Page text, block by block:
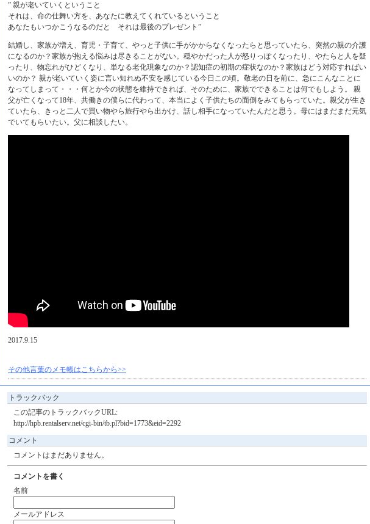
” 親が老いていくということ
それは、命の仕舞い方を、あなたに教えてくれているということ
あなたもいつかこうなるのだと それは最後のプレゼント”
結婚し、家族が増え、育児・子育て、やっと子供に手がかからなくなったらと思っていたら、突然の親の介護
になるのか？家族が抱える悩みは尽きることがない。穏やかだった人が怒りっぽくなったり、やたらと人を疑
ったり、物忘れがひどくなり、単なる老化現象なのか？認知症の初期の症状なのか？家族はどう対応すればい
いのか？ 親が老いていく姿に言い知れぬ不安を感じている今日この頃。敬老の日を前に、急にこんなことに
なってしまって・・・何とか今の状態を維持できれば、そのために、家族でできることは何でもしよう。 親
父が亡くなって18年、共働きの僕らに代わって、本当によく子供たちの面倒をみてもらっていた。親父が生き
ていたら、きっと二人で買い物やら旅行やら出かけ、話し相手になっていたんだと思う。母にはまだまだ元気
でいてもらいたい。父に相談したい。
2017.9.15
その他言葉のメモ帳はこちらから>>
トラックバック
この記事のトラックバックURL:
http://hpb.rentalserv.net/cgi-bin/tb.pl?bid=1773&eid=2292
コメント
コメントはまだありません。
コメントを書く
名前
メールアドレス